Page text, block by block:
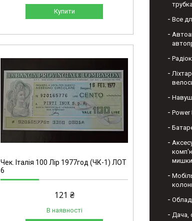
Купити
Чек. Італія 100 Лір 1977год (ЧК-1) ЛОТ
6
121 ₴
В наявності
Все
Power
Дача,